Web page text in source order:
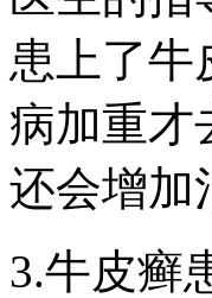
患上了牛
病加重才
还会增加
3.牛皮癣